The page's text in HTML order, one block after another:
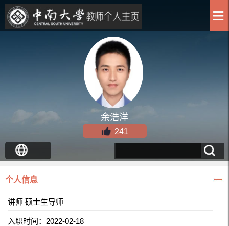
余浩洋
241
个人信息
讲师 硕士生导师
入职时间：2022-02-18